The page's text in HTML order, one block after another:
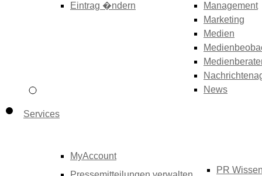
Eintrag �ndern
Management
Marketing
Medien
News
Services
MyAccount
PR